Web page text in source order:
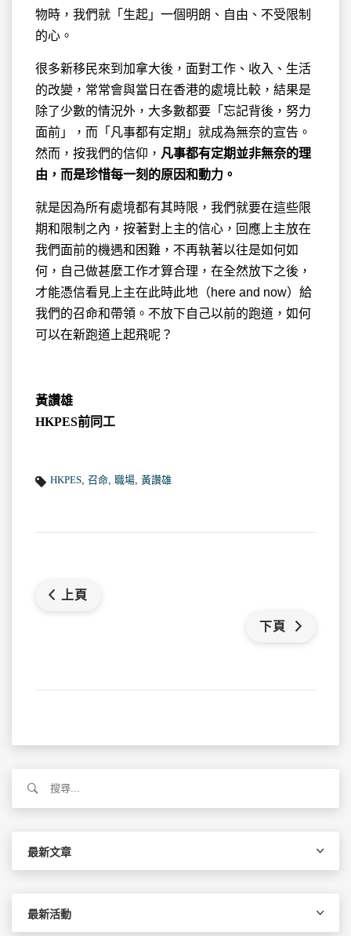
物時，我們就「生起」一個明朗、自由、不受限制
的心。
很多新移民來到加拿大後，面對工作、收入、生活
的改變，常常會與當日在香港的處境比較，結果是
除了少數的情況外，大多數都要「忘記背後，努力
面前」，而「凡事都有定期」就成為無奈的宣告。
然而，按我們的信仰， 凡事都有定期並非無奈的理
由，而是珍惜每一刻的原因和動力。
就是因為所有處境都有其時限，我們就要在這些限
期和限制之內，按著對上主的信心，回應上主放在
我們面前的機遇和困難，不再執著以往是如何如
何，自己做甚麼工作才算合理，在全然放下之後，
才能憑信看見上主在此時此地（here and now）給
我們的召命和帶領。不放下自己以前的跑道，如何
可以在新跑道上起飛呢？
黃讚雄
HKPES前同工
HKPES 召命 職場 黃讚雄
上頁
下頁
關
最新文章
最新活動